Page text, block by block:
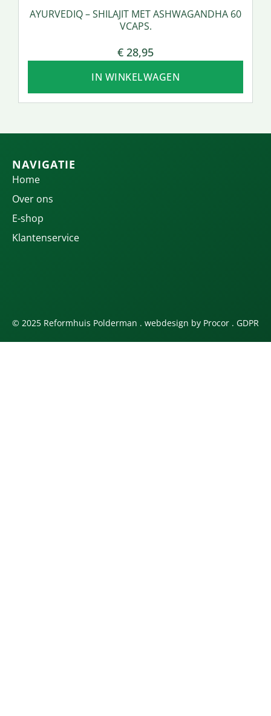
AYURVEDIQ – SHILAJIT MET ASHWAGANDHA 60
VCAPS.
€ 28,95
IN WINKELWAGEN
NAVIGATIE
Home
Over ons
E-shop
Klantenservice
© 2025 Reformhuis Polderman . webdesign by Procor . GDPR